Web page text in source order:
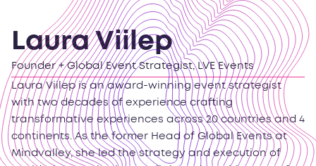
Laura Viilep
Founder + Global Event Strategist, LVE Events
Laura Viilep is an award-winning event strategist
with two decades of experience crafting
transformative experiences across 20 countries and 4
continents. As the former Head of Global Events at
Mindvalley, she led the strategy and execution of